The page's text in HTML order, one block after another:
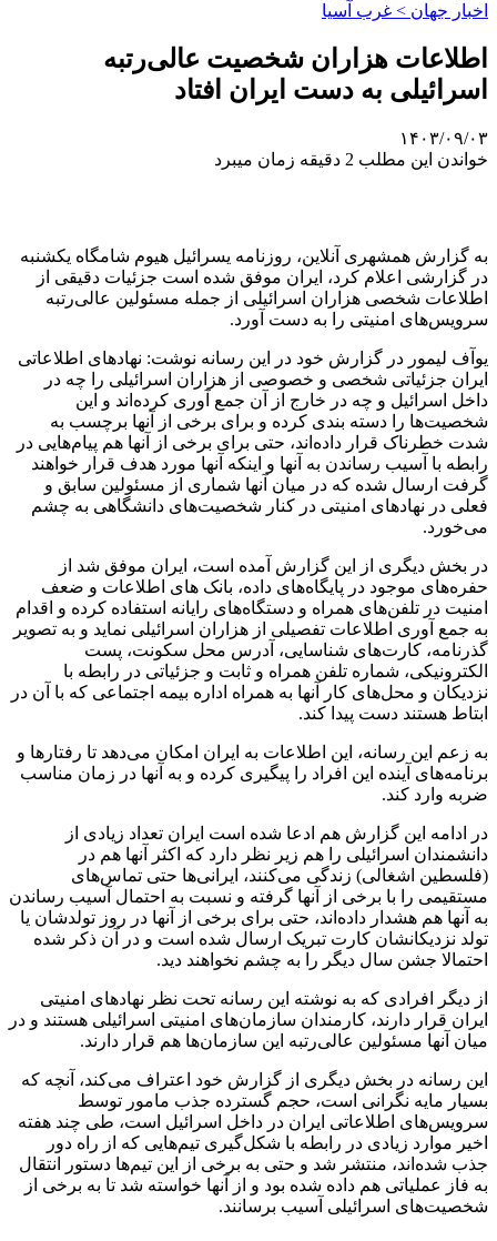
اخبار جهان > غرب آسیا
اطلاعات هزاران شخصیت عالی‌رتبه
اسرائیلی به دست ایران افتاد
۱۴۰۳/۰۹/۰۳
خواندن این مطلب 2 دقیقه زمان میبرد
به گزارش همشهری آنلاین،‌ روزنامه یسرائیل هیوم شامگاه یکشنبه
در گزارشی اعلام کرد، ایران موفق شده است جزئیات دقیقی از
اطلاعات شخصی هزاران اسرائیلی از جمله مسئولین عالی‌رتبه
سرویس‌های امنیتی را به دست آورد.
یوآف لیمور در گزارش خود در این رسانه نوشت: نهادهای اطلاعاتی
ایران جزئیاتی شخصی و خصوصی از هزاران اسرائیلی را چه در
داخل اسرائیل و چه در خارج از آن جمع آوری کرده‌اند و این
شخصیت‌ها را دسته بندی کرده و برای برخی از آنها برچسب به
شدت خطرناک قرار داده‌اند، حتی برای برخی از آنها هم پیام‌هایی در
رابطه با آسیب رساندن به آنها و اینکه آنها مورد هدف قرار خواهند
گرفت ارسال شده که در میان آنها شماری از مسئولین سابق و
فعلی در نهادهای امنیتی در کنار شخصیت‌های دانشگاهی به چشم
می‌خورد.
در بخش دیگری از این گزارش آمده است، ایران موفق شد از
حفره‌های موجود در پایگاه‌های داده، بانک های اطلاعات و ضعف
امنیت در تلفن‌های همراه و دستگاه‌های رایانه استفاده کرده و اقدام
به جمع آوری اطلاعات تفصیلی از هزاران اسرائیلی نماید و به تصویر
گذرنامه، کارت‌های شناسایی، آدرس محل سکونت، پست
الکترونیکی، شماره تلفن همراه و ثابت و جزئیاتی در رابطه با
نزدیکان و محل‌های کار آنها به همراه اداره بیمه اجتماعی که با آن در
ابتاط هستند دست پیدا کند.
به زعم این رسانه، این اطلاعات به ایران امکان می‌دهد تا رفتارها و
برنامه‌های آینده این افراد را پیگیری کرده و به آنها در زمان مناسب
ضربه وارد کند.
در ادامه این گزارش هم ادعا شده است ایران تعداد زیادی از
دانشمندان اسرائیلی را هم زیر نظر دارد که اکثر آنها هم در
(فلسطین اشغالی) زندگی می‌کنند، ایرانی‌ها حتی تماس‌های
مستقیمی را با برخی از آنها گرفته و نسبت به احتمال آسیب رساندن
به آنها هم هشدار داده‌اند، حتی برای برخی از آنها در روز تولدشان یا
تولد نزدیکانشان کارت تبریک ارسال شده است و در آن ذکر شده
احتمالا جشن سال دیگر را به چشم نخواهند دید.
از دیگر افرادی که به نوشته این رسانه تحت نظر نهادهای امنیتی
ایران قرار دارند، کارمندان سازمان‌های امنیتی اسرائیلی هستند و در
میان آنها مسئولین عالی‌رتبه این سازمان‌ها هم قرار دارند.
این رسانه در بخش دیگری از گزارش خود اعتراف می‌کند، آنچه که
بسیار مایه نگرانی است، حجم گسترده جذب مامور توسط
سرویس‌های اطلاعاتی ایران در داخل اسرائیل است، طی چند هفته
اخیر موارد زیادی در رابطه با شکل‌گیری تیم‌هایی که از راه دور
جذب شده‌اند، منتشر شد و حتی به برخی از این تیم‌ها دستور انتقال
به فاز عملیاتی هم داده شده بود و از آنها خواسته شد تا به برخی از
شخصیت‌های اسرائیلی آسیب برسانند.